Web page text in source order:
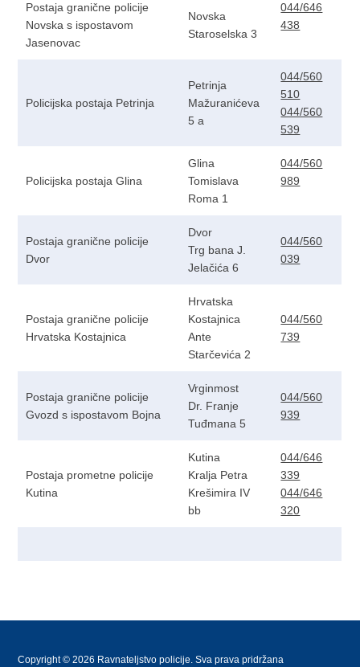
Postaja granične policije
Novska s ispostavom
Jasenovac
Novska
Staroselska 3
044/646
438
Policijska postaja Petrinja
Petrinja
Mažuranićeva
5 a
044/560
510
044/560
539
Policijska postaja Glina
Glina
Tomislava
Roma 1
044/560
989
Postaja granične policije
Dvor
Dvor
Trg bana J.
Jelačića 6
044/560
039
Postaja granične policije
Hrvatska Kostajnica
Hrvatska
Kostajnica
Ante
Starčevića 2
044/560
739
Postaja granične policije
Gvozd s ispostavom Bojna
Vrginmost
Dr. Franje
Tuđmana 5
044/560
939
Postaja prometne policije
Kutina
Kutina
Kralja Petra
Krešimira IV
bb
044/646
339
044/646
320
Copyright © 2026 Ravnateljstvo policije. Sva prava pridržana